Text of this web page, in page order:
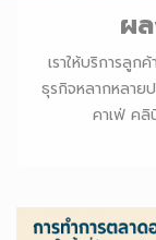
ผ
เราให้บริการลู
ธุรกิจหลากหลาย
คาเฟ่ คลิ